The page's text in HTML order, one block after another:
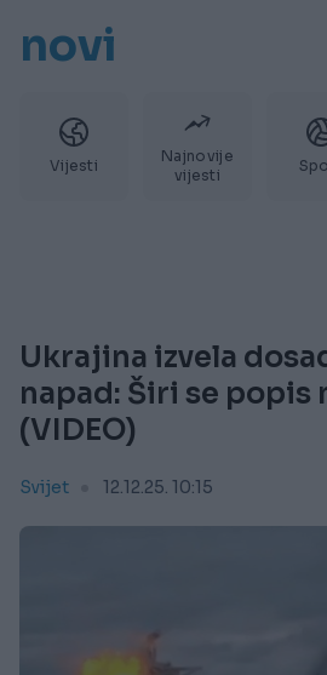
novi
Vijesti
Najnovije
vijesti
Ukrajina izvela
napad: Širi se popis
(VIDEO)
Svijet 12.12.25. 10:15